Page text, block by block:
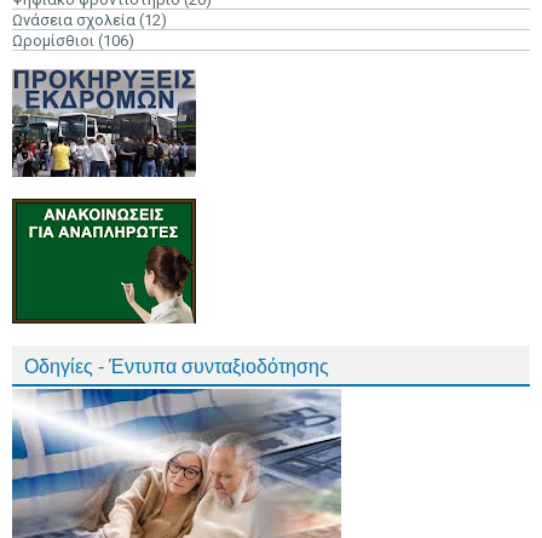
Ωνάσεια σχολεία (12)
Ωρομίσθιοι (106)
Οδηγίες - Έντυπα συνταξιοδότησης